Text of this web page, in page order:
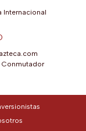
Internacional
Conmutador